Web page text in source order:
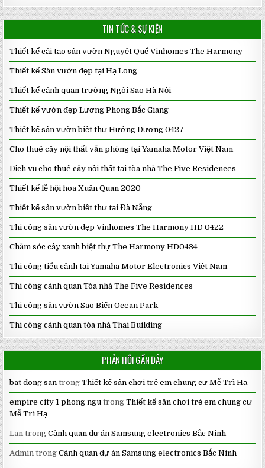
TIN TỨC & SỰ KIỆN
Thiết kế cải tạo sân vườn Nguyệt Quế Vinhomes The Harmony
Thiết kế Sân vườn đẹp tại Hạ Long
Thiết kế cảnh quan trường Ngôi Sao Hà Nội
Thiết kế vườn đẹp Lương Phong Bắc Giang
Thiết kế sân vườn biệt thự Hướng Dương 0427
Cho thuê cây nội thất văn phòng tại Yamaha Motor Việt Nam
Dịch vụ cho thuê cây nội thất tại tòa nhà The Five Residences
Thiết kế lễ hội hoa Xuân Quan 2020
Thiết kế sân vườn biệt thự tại Đà Nẵng
Thi công sân vườn đẹp Vinhomes The Harmony HD 0422
Chăm sóc cây xanh biệt thự The Harmony HD0434
Thi công tiểu cảnh tại Yamaha Motor Electronics Việt Nam
Thi công cảnh quan Tòa nhà The Five Residences
Thi công sân vườn Sao Biển Ocean Park
Thi công cảnh quan tòa nhà Thai Building
PHẢN HỒI GẦN ĐÂY
bat dong san trongThiết kế sân chơi trẻ em chung cư Mễ Trì Hạ
empire city 1 phong ngu trongThiết kế sân chơi trẻ em chung cư
Mễ Trì Hạ
Lan trongCảnh quan dự án Samsung electronics Bắc Ninh
Admin trongCảnh quan dự án Samsung electronics Bắc Ninh